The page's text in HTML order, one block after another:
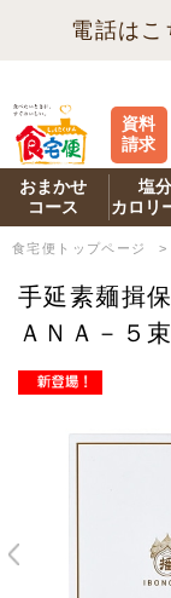
電話はこ
資料
請求
おまかせ
コース
塩
カロリ
食宅便トップページ >
手延素麺揖
ＡＮＡ－５束